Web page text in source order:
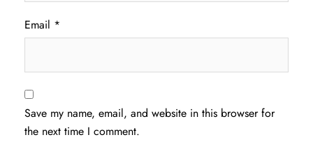
Email *
Save my name, email, and website in this browser for
the next time I comment.